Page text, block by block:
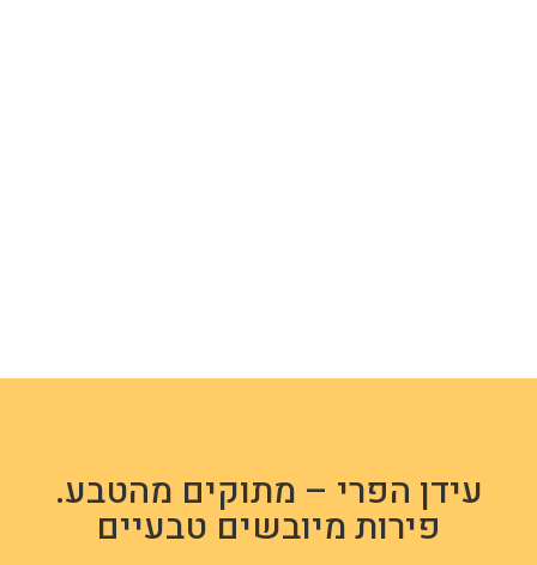
עידן הפרי – מתוקים מהטבע.
פירות מיובשים טבעיים